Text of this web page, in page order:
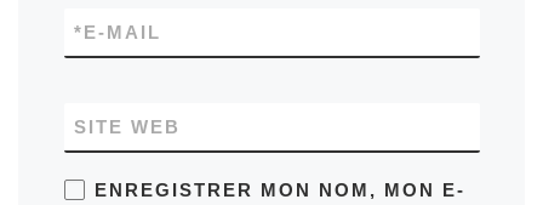
E-MAIL
*
SITE WEB
ENREGISTRER MON NOM, MON E-